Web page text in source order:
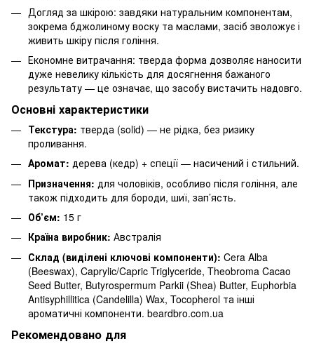
Догляд за шкірою: завдяки натуральним компонентам,
зокрема бджолиному воску та маслами, засіб зволожує і
живить шкіру після гоління.
Економне витрачання: тверда форма дозволяє наносити
дуже невелику кількість для досягнення бажаного
результату — це означає, що засобу вистачить надовго.
Основні характеристики
Текстура: тверда (solid) — не рідка, без ризику
проливання.
Аромат: дерева (кедр) + спеції — насичений і стильний.
Призначення: для чоловіків, особливо після гоління, але
також підходить для бороди, шиї, зап’ясть.
Об’єм: 15 г
Країна виробник: Австралія
Склад (виділені ключові компоненти): Cera Alba
(Beeswax), Caprylic/Capric Triglyceride, Theobroma Cacao
Seed Butter, Butyrospermum Parkii (Shea) Butter, Euphorbia
Antisyphillitica (Candelilla) Wax, Tocopherol та інші
ароматичні компоненти. beardbro.com.ua
Рекомендовано для